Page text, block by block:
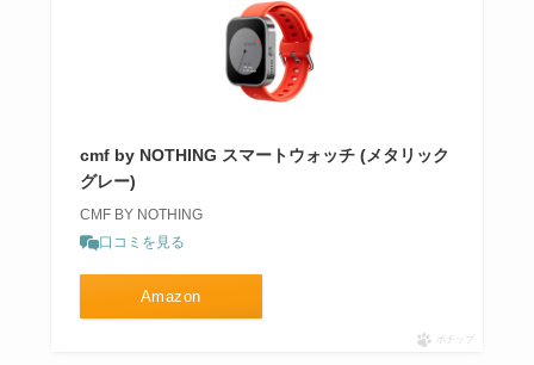
cmf by NOTHING スマートウォッチ (メタリック
グレー)
CMF BY NOTHING
口コミを見る
Amazon
ポチップ